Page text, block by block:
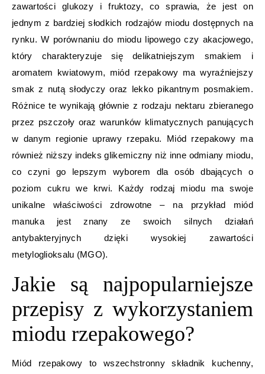
zawartości glukozy i fruktozy, co sprawia, że jest on
jednym z bardziej słodkich rodzajów miodu dostępnych na
rynku. W porównaniu do miodu lipowego czy akacjowego,
który charakteryzuje się delikatniejszym smakiem i
aromatem kwiatowym, miód rzepakowy ma wyraźniejszy
smak z nutą słodyczy oraz lekko pikantnym posmakiem.
Różnice te wynikają głównie z rodzaju nektaru zbieranego
przez pszczoły oraz warunków klimatycznych panujących
w danym regionie uprawy rzepaku. Miód rzepakowy ma
również niższy indeks glikemiczny niż inne odmiany miodu,
co czyni go lepszym wyborem dla osób dbających o
poziom cukru we krwi. Każdy rodzaj miodu ma swoje
unikalne właściwości zdrowotne – na przykład miód
manuka jest znany ze swoich silnych działań
antybakteryjnych dzięki wysokiej zawartości
metyloglioksalu (MGO).
Jakie są najpopularniejsze
przepisy z wykorzystaniem
miodu rzepakowego?
Miód rzepakowy to wszechstronny składnik kuchenny,